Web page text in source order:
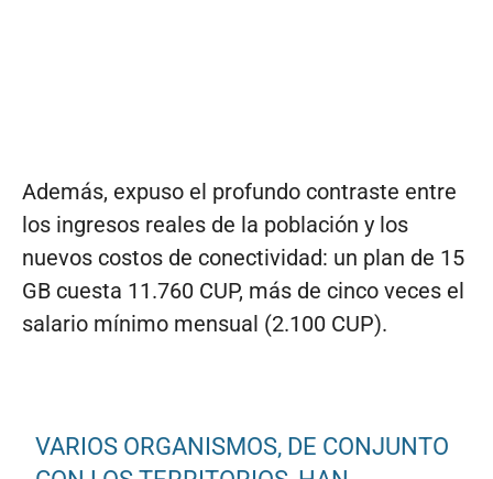
Además, expuso el profundo contraste entre
los ingresos reales de la población y los
nuevos costos de conectividad: un plan de 15
GB cuesta 11.760 CUP, más de cinco veces el
salario mínimo mensual (2.100 CUP).
VARIOS ORGANISMOS, DE CONJUNTO